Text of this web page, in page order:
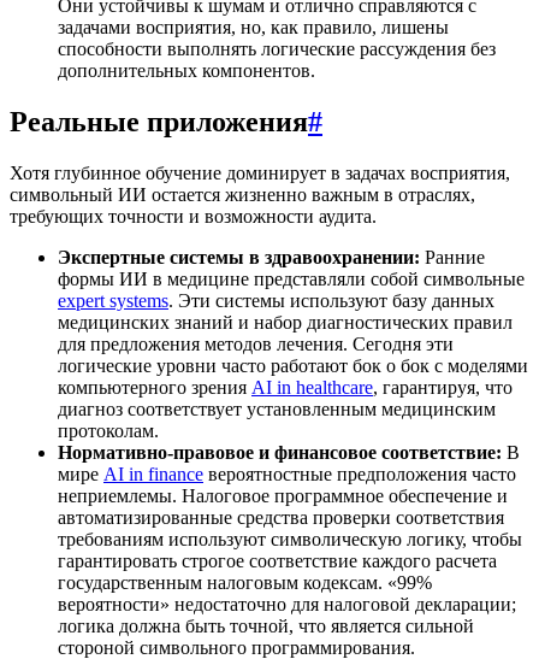
Они устойчивы к шумам и отлично справляются с
задачами восприятия, но, как правило, лишены
способности выполнять логические рассуждения без
дополнительных компонентов.
Реальные приложения#
Хотя глубинное обучение доминирует в задачах восприятия,
символьный ИИ остается жизненно важным в отраслях,
требующих точности и возможности аудита.
Экспертные системы в здравоохранении: Ранние
формы ИИ в медицине представляли собой символьные
expert systems. Эти системы используют базу данных
медицинских знаний и набор диагностических правил
для предложения методов лечения. Сегодня эти
логические уровни часто работают бок о бок с моделями
компьютерного зрения AI in healthcare, гарантируя, что
диагноз соответствует установленным медицинским
протоколам.
Нормативно-правовое и финансовое соответствие: В
мире AI in finance вероятностные предположения часто
неприемлемы. Налоговое программное обеспечение и
автоматизированные средства проверки соответствия
требованиям используют символическую логику, чтобы
гарантировать строгое соответствие каждого расчета
государственным налоговым кодексам. «99%
вероятности» недостаточно для налоговой декларации;
логика должна быть точной, что является сильной
стороной символьного программирования.